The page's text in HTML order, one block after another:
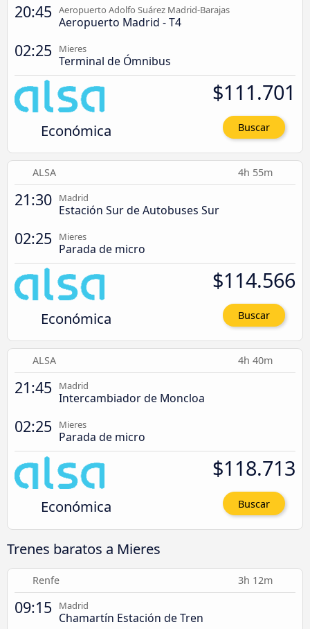
20:45 Aeropuerto Adolfo Suárez Madrid-Barajas
Aeropuerto Madrid - T4
02:25 Mieres
Terminal de Ómnibus
Económica
$111.701
Buscar
ALSA 4h 55m
21:30 Madrid
Estación Sur de Autobuses Sur
02:25 Mieres
Parada de micro
Económica
$114.566
Buscar
ALSA 4h 40m
21:45 Madrid
Intercambiador de Moncloa
02:25 Mieres
Parada de micro
Económica
$118.713
Buscar
Trenes baratos a Mieres
Renfe 3h 12m
09:15 Madrid
Chamartín Estación de Tren